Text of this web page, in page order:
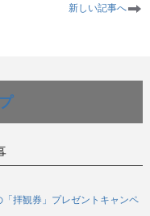
新しい記事へ
拝観券」プレゼントキャンペ